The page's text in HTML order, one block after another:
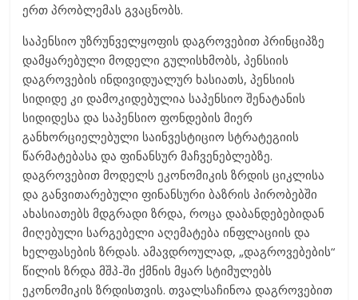
ერთ პრობლემას გვაცნობს.
საპენსიო უზრუნველყოფის დაგროვებით პრინციპზე
დამყარებული მოდელი გულისხმობს, პენსიის
დაგროვების ინდივიდუალურ ხასიათს, პენსიის
სიდიდე კი დამოკიდებულია საპენსიო შენატანის
სიდიდესა და საპენსიო ფონდების მიერ
განხორციელებული საინვესტიციო სტრატეგიის
წარმატებასა და ფინანსურ მაჩვენებლებზე.
დაგროვებით მოდელს ეკონომიკის ზრდის ციკლისა
და განვითარებული ფინანსური ბაზრის პირობებში
ახასიათებს მდგრადი ზრდა, როცა დაბანდებებიდან
მიღებული სარგებელი აღემატება ინფლაციის და
ხელფასების ზრდას. ამავდროულად, „დაგროვებების“
წილის ზრდა მშპ-ში ქმნის მყარ სტიმულებს
ეკონომიკის ზრდისთვის. თვალსაჩინოა დაგროვებით